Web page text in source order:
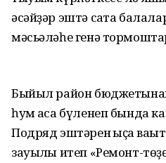
әсәйҙәр эштә саҡта
мәсьәләһе генә
Быйыл район
һум аҡса бүленеп бында
Подряд эштәрен ҡыҫҡа
зауыҡлы итеп «Ремонт-